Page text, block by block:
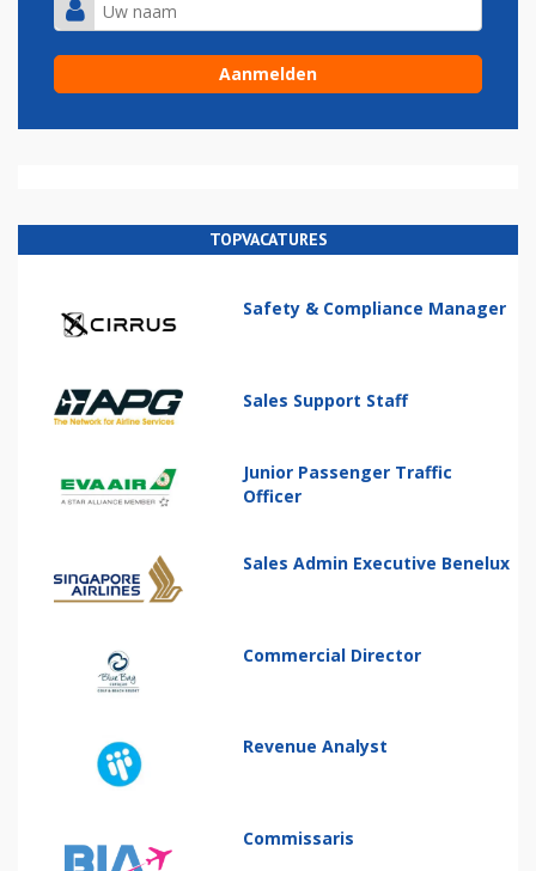
TOPVACATURES
Safety & Compliance Manager
Sales Support Staff
Junior Passenger Traffic
Officer
Sales Admin Executive Benelux
Commercial Director
Revenue Analyst
Commissaris